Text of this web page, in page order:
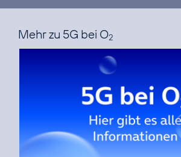
Mehr zu 5G bei O2